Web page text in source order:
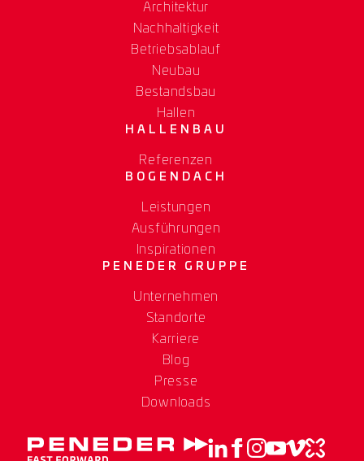
Architektur
Nachhaltigkeit
Betriebsablauf
Neubau
Bestandsbau
Hallen
HALLENBAU
Referenzen
BOGENDACH
Leistungen
Ausführungen
Inspirationen
PENEDER GRUPPE
Unternehmen
Standorte
Karriere
Blog
Presse
Downloads